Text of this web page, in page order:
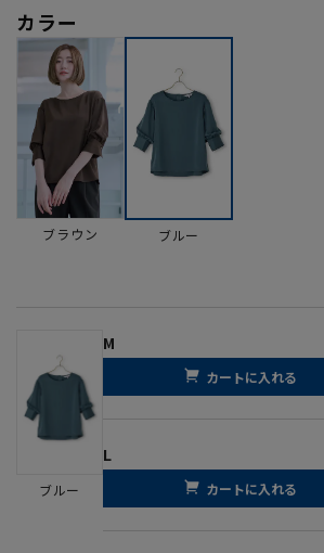
カラー
ブラウン ブルー
ブルー
M
カートに入れる
L
カートに入れる